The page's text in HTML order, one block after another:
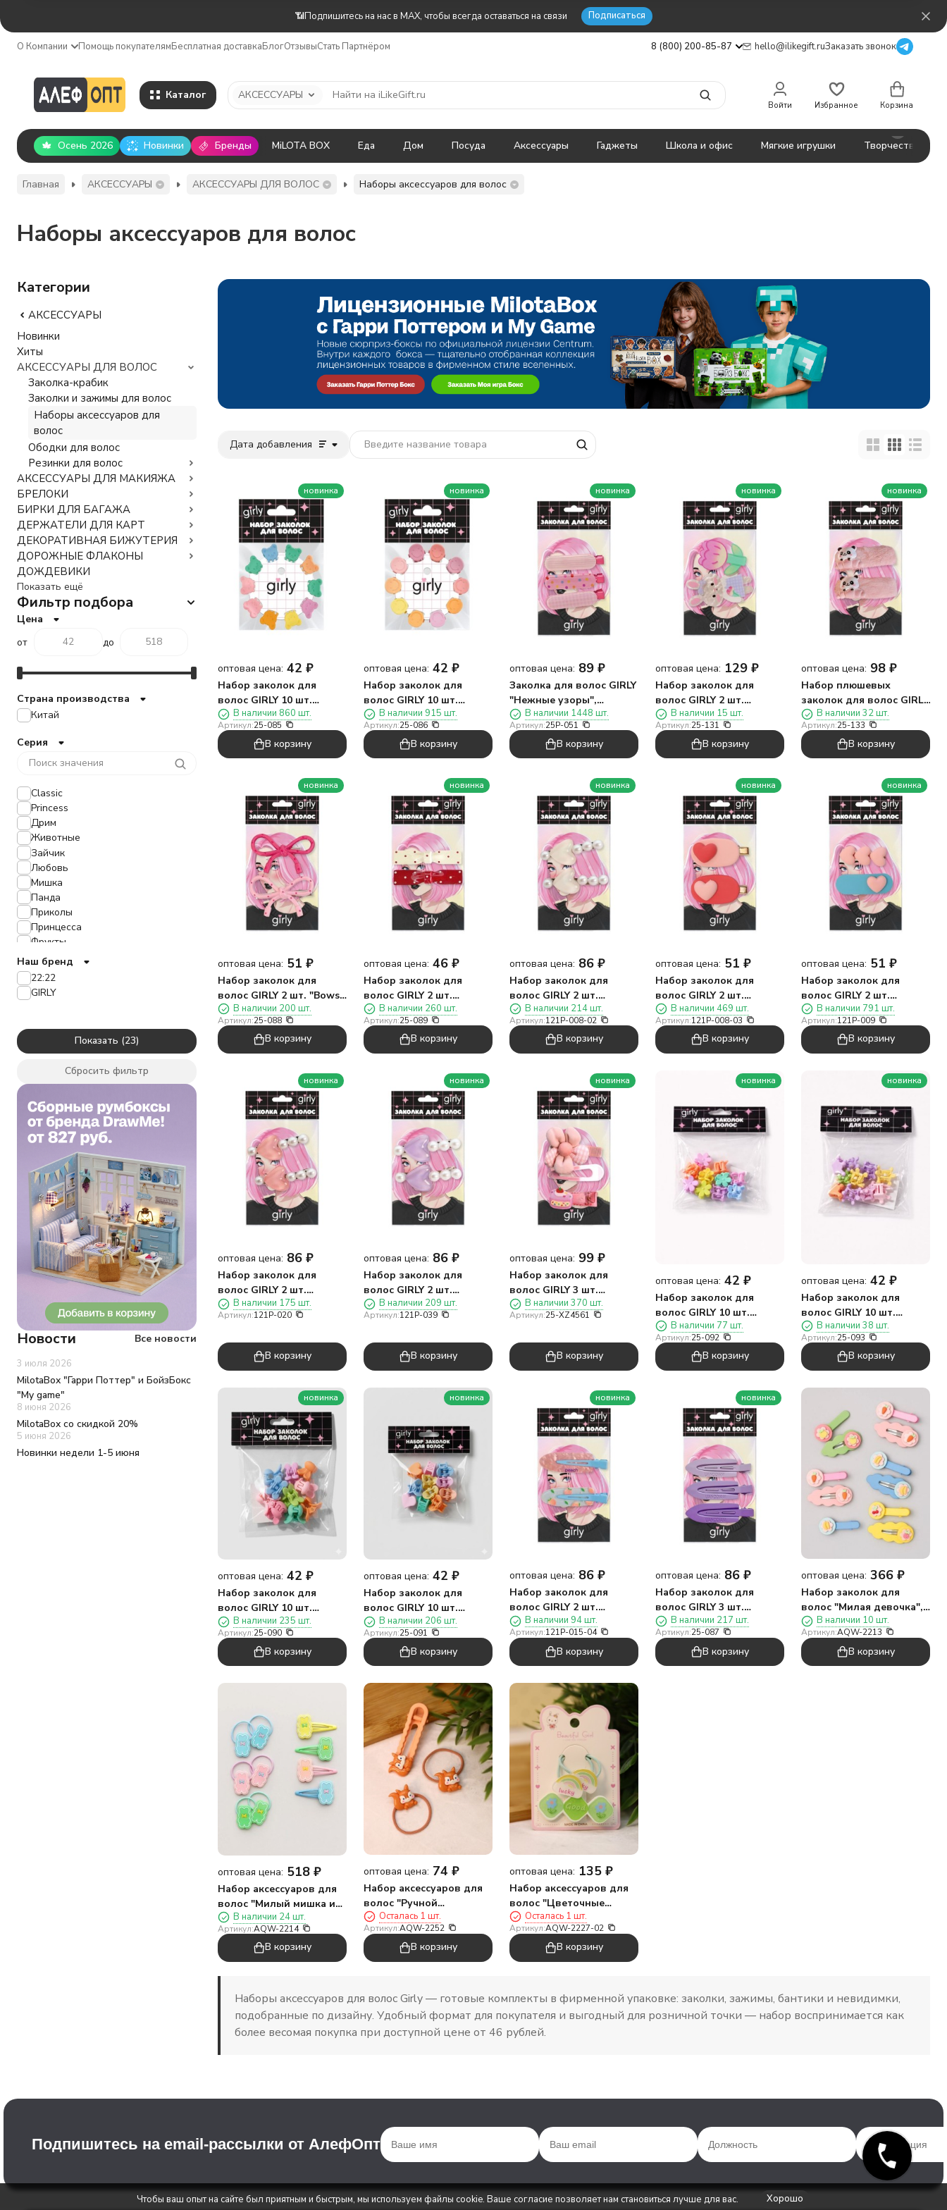
📶Подпишитесь на нас в MAX, чтобы всегда оставаться на связи Подписаться
О Компании Помощь покупателямБесплатная доставкаБлогОтзывыСтать Партнёром 8 (800) 200-85-87 hello@ilikegift.ruЗаказать звонок
Каталог АКСЕССУАРЫ
Войти Избранное Корзина
Осень 2026 Новинки Бренды MiLOTA BOX Еда Дом Посуда Аксессуары Гаджеты Школа и офис Мягкие игрушки Творчество
Главная АКСЕССУАРЫ АКСЕССУАРЫ ДЛЯ ВОЛОС Наборы аксессуаров для волос
Наборы аксессуаров для волос
Дата добавления
новинка
оптовая цена: 42 ₽
Набор заколок для
волос GIRLY 10 шт.
"Мишки", радуга
В наличии 860 шт.
Артикул:25-085
В корзину
новинка
оптовая цена: 42 ₽
Набор заколок для
волос GIRLY 10 шт.
"Смайлик", радуга
В наличии 915 шт.
Артикул:25-086
В корзину
новинка
оптовая цена: 89 ₽
Заколка для волос GIRLY
"Нежные узоры",
розовый
В наличии 1448 шт.
Артикул:25P-051
В корзину
новинка
оптовая цена: 129 ₽
Набор заколок для
волос GIRLY 2 шт.
"Тюльпаны"
В наличии 15 шт.
Артикул:25-131
В корзину
новинка
оптовая цена: 98 ₽
Набор плюшевых
заколок для волос GIRLY
2 шт. "Панды", розовый
В наличии 32 шт.
Артикул:25-133
В корзину
новинка
оптовая цена: 51 ₽
Набор заколок для
волос GIRLY 2 шт. "Bows",
pinkВ наличии 200 шт.
Артикул:25-088
В корзину
новинка
оптовая цена: 46 ₽
Набор заколок для
волос GIRLY 2 шт.
"Бантики"
В наличии 260 шт.
Артикул:25-089
В корзину
новинка
оптовая цена: 86 ₽
Набор заколок для
волос GIRLY 2 шт.
"Жемчужное сердце",
белый
В наличии 214 шт.
Артикул:121P-008-02
В корзину
новинка
оптовая цена: 51 ₽
Набор заколок для
волос GIRLY 2 шт.
"Мягкие сердечки",
розовый
В наличии 469 шт.
Артикул:121P-008-03
В корзину
новинка
оптовая цена: 51 ₽
Набор заколок для
волос GIRLY 2 шт.
"Большие сердечки",
розовый
В наличии 791 шт.
Артикул:121P-009
В корзину
новинка
оптовая цена: 86 ₽
Набор заколок для
волос GIRLY 2 шт.
"Жемчужное сердце",
розовый
В наличии 175 шт.
Артикул:121P-020
В корзину
новинка
оптовая цена: 86 ₽
Набор заколок для
волос GIRLY 2 шт.
"Жемчужное сердце",
фиолетовый
В наличии 209 шт.
Артикул:121P-039
В корзину
новинка
оптовая цена: 99 ₽
Набор заколок для
волос GIRLY 3 шт.
"Сладкий завтрак",
розовый
В наличии 370 шт.
Артикул:25-XZ4561
В корзину
новинка
оптовая цена: 42 ₽
Набор заколок для
волос GIRLY 10 шт.
"Цветы", радуга
В наличии 77 шт.
Артикул:25-092
В корзину
новинка
оптовая цена: 42 ₽
Набор заколок для
волос GIRLY 10 шт.
"Корона", радуга
В наличии 38 шт.
Артикул:25-093
В корзину
новинка
оптовая цена: 42 ₽
Набор заколок для
волос GIRLY 10 шт.
"Зайчики", радуга
В наличии 235 шт.
Артикул:25-090
В корзину
новинка
оптовая цена: 42 ₽
Набор заколок для
волос GIRLY 10 шт.
"Сердечки", радуга
В наличии 206 шт.
Артикул:25-091
В корзину
новинка
оптовая цена: 86 ₽
Набор заколок для
волос GIRLY 2 шт.
"Летний узор", розовый
В наличии 94 шт.
Артикул:121P-015-04
В корзину
новинка
оптовая цена: 86 ₽
Набор заколок для
волос GIRLY 3 шт.
"Стиль", фиолетовый
В наличии 217 шт.
Артикул:25-087
В корзину
оптовая цена: 366 ₽
Набор заколок для
волос "Милая девочка",
микс, 10 шт. в наборе
В наличии 10 шт.
Артикул:AQW-2213
В корзину
оптовая цена: 518 ₽
Набор аксессуаров для
волос "Милый мишка и
зайчик", 10 шт в наборе
В наличии 24 шт.
Артикул:AQW-2214
В корзину
оптовая цена: 74 ₽
Набор аксессуаров для
волос "Ручной
бельчонок"
Осталась 1 шт.
Артикул:AQW-2252
В корзину
оптовая цена: 135 ₽
Набор аксессуаров для
волос "Цветочные
бантики", зеленый
Осталась 1 шт.
Артикул:AQW-2227-02
В корзину
Наборы аксессуаров для волос Girly — готовые комплекты в фирменной упаковке: заколки, зажимы, бантики и невидимки,
подобранные по дизайну. Удобный формат для покупателя и выгодный для розничной точки — набор воспринимается как
более весомая покупка при доступной цене от 46 рублей.
Категории
АКСЕССУАРЫ
Новинки
Хиты
АКСЕССУАРЫ ДЛЯ ВОЛОС
Заколка-крабик
Заколки и зажимы для волос
Наборы аксессуаров для
волос
Ободки для волос
Резинки для волос
АКСЕССУАРЫ ДЛЯ МАКИЯЖА
БРЕЛОКИ
БИРКИ ДЛЯ БАГАЖА
ДЕРЖАТЕЛИ ДЛЯ КАРТ
ДЕКОРАТИВНАЯ БИЖУТЕРИЯ
ДОРОЖНЫЕ ФЛАКОНЫ
ДОЖДЕВИКИ
Показать ещё
Фильтр подбора
Цена
от
до
Страна производства
Китай
Серия
Classic
Princess
Дрим
Животные
Зайчик
Любовь
Мишка
Панда
Приколы
Принцесса
Фрукты
Цветы
день Рождения
подруга
Наш бренд
22:22
GIRLY
Показать
Сбросить фильтр
Новости Все новости
3 июля 2026
MilotaBox "Гарри Поттер" и БойзБокс
"My game"
8 июня 2026
MilotaBox со скидкой 20%
5 июня 2026
Новинки недели 1-5 июня
Подпишитесь на email-рассылки от АлефОпт
Чтобы ваш опыт на сайте был приятным и быстрым, мы используем файлы cookie. Ваше согласие позволяет нам становиться лучше для вас. Хорошо